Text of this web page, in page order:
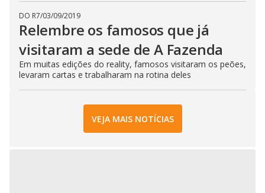
DO R7/03/09/2019
Relembre os famosos que já
visitaram a sede de A Fazenda
Em muitas edições do reality, famosos visitaram os peões,
levaram cartas e trabalharam na rotina deles
VEJA MAIS NOTÍCIAS